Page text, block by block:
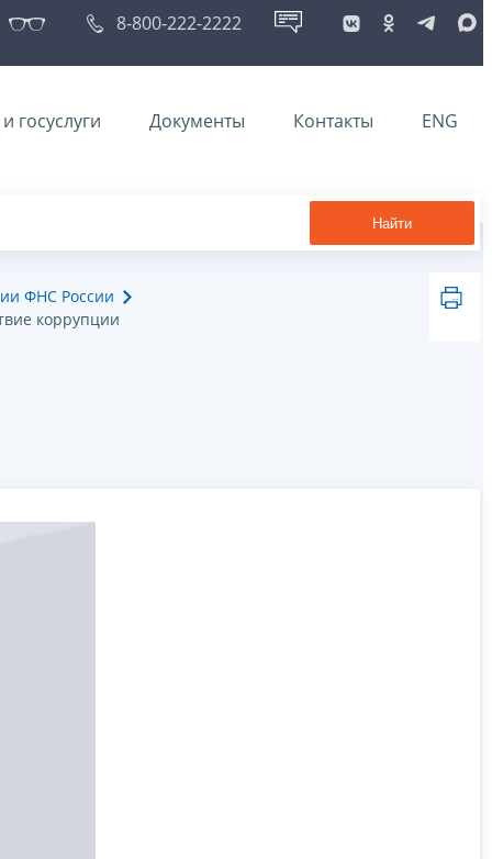
8-800-222-2222
госуслуги Документы Контакты ENG
Найти
ФНС России
коррупции